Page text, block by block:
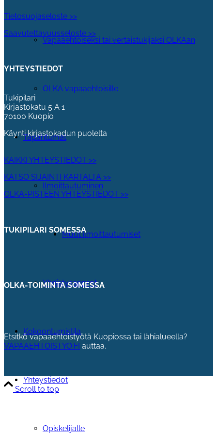
Vapaaehtoiseksi tai vertaistukijaksi OLKAan
OLKA vapaaehtoisille
Tapahtumat
Ilmoittautuminen
Muut ilmoittautumiset
Yhdistysapprot
Kokoontumistila
Yhteystiedot
Opiskelijalle
Tietosuojaseloste >>
Saavutettavuusseloste >>
YHTEYSTIEDOT
Tukipilari
Kirjastokatu 5 A 1
70100 Kuopio
Käynti kirjastokadun puolelta
KAIKKI YHTEYSTIEDOT >>
KATSO SIJAINTI KARTALTA >>
OLKA-PISTEEN YHTEYSTIEDOT >>
TUKIPILARI SOMESSA
OLKA-TOIMINTA SOMESSA
Etsitkö vapaaehtoistyötä Kuopiossa tai lähialueella?
VAPAAEHTOISTYO.FI auttaa.
Scroll to top